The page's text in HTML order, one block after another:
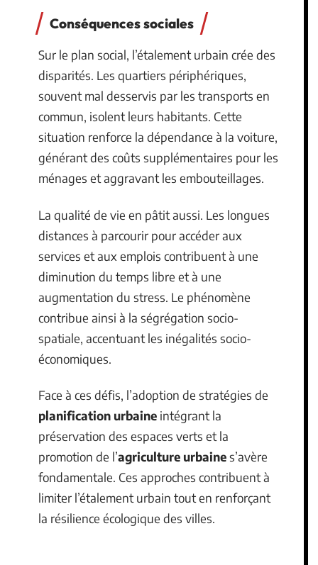
Conséquences sociales
Sur le plan social, l’étalement urbain crée des
disparités. Les quartiers périphériques,
souvent mal desservis par les transports en
commun, isolent leurs habitants. Cette
situation renforce la dépendance à la voiture,
générant des coûts supplémentaires pour les
ménages et aggravant les embouteillages.
La qualité de vie en pâtit aussi. Les longues
distances à parcourir pour accéder aux
services et aux emplois contribuent à une
diminution du temps libre et à une
augmentation du stress. Le phénomène
contribue ainsi à la ségrégation socio-
spatiale, accentuant les inégalités socio-
économiques.
Face à ces défis, l’adoption de stratégies de
planification urbaine intégrant la
préservation des espaces verts et la
promotion de l’agriculture urbaines’avère
fondamentale. Ces approches contribuent à
limiter l’étalement urbain tout en renforçant
la résilience écologique des villes.